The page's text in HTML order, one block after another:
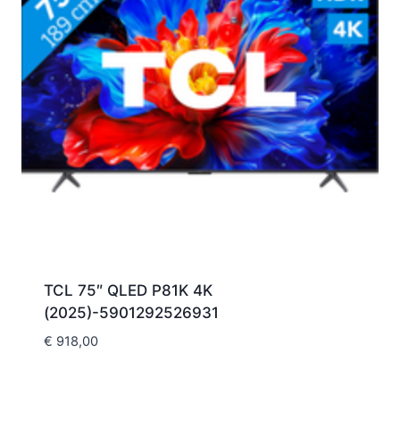
TCL 75″ QLED P81K 4K
(2025)-5901292526931
€ 918,00